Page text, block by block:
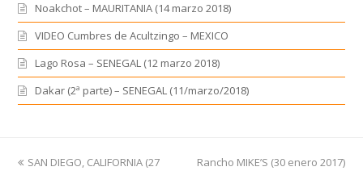
Noakchot – MAURITANIA (14 marzo 2018)
VIDEO Cumbres de Acultzingo – MEXICO
Lago Rosa – SENEGAL (12 marzo 2018)
Dakar (2ª parte) – SENEGAL (11/marzo/2018)
previous
SAN DIEGO, CALIFORNIA (27
next
Rancho MIKE’S (30 enero 2017)